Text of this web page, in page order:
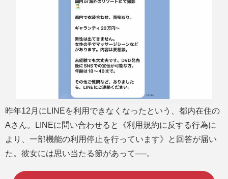
昨年12月にLINEを利用できなくなったという、都内在住の
Aさん。LINEに問い合わせると《利用規約に反する行為に
より、一部機能の利用停止を行っています》と回答が届い
た。彼女には思い当たる節があって──。